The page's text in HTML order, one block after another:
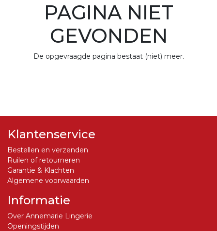
PAGINA NIET
GEVONDEN
De opgevraagde pagina bestaat (niet) meer.
Klantenservice
Bestellen en verzenden
Ruilen of retourneren
Garantie & Klachten
Algemene voorwaarden
Informatie
Over Annemarie Lingerie
Openingstijden